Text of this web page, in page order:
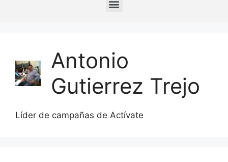
Antonio
Gutierrez Trejo
Líder de campañas de Actívate